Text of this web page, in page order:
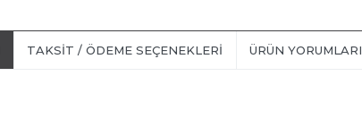
TAKSIT / ÖDEME SEÇENEKLERI ÜRÜN YORUMLARI